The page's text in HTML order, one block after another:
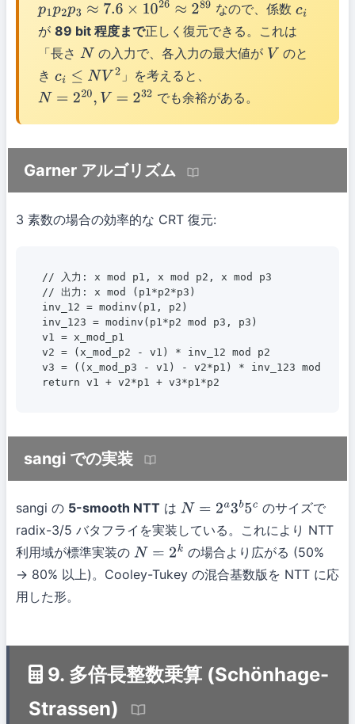
p1p2p3 ≈7.6 ×1026≈289 なので、係数 ci
が 89 bit 程度まで正しく復元できる。これは
「長さ N の入力で、各入力の最大値が V のと
き ci≤N V2
」を考えると、
N= 220,V= 232 でも余裕がある。
Garner アルゴリズム
3 素数の場合の効率的な CRT 復元:
// 入力: x mod p1, x mod p2, x mod p3
// 出力: x mod (p1*p2*p3)
inv_12 = modinv(p1, p2)
inv_123 = modinv(p1*p2 mod p3, p3)
v1 = x_mod_p1
v2 = (x_mod_p2 - v1) * inv_12 mod p2
v3 = ((x_mod_p3 - v1) - v2*p1) * inv_123 mod p3
return v1 + v2*p1 + v3*p1*p2
sangi での実装
sangi の 5-smooth NTT は N= 2a 3b5c
のサイズで
radix-3/5 バタフライを実装している。これにより NTT
利用域が標準実装の N= 2k
の場合より広がる (50%
→ 80% 以上)。Cooley-Tukey の混合基数版を NTT に応
用した形。
9. 多倍長整数乗算 (Schönhage-
Strassen)